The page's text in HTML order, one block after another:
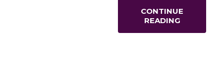
CONTINUE
READING